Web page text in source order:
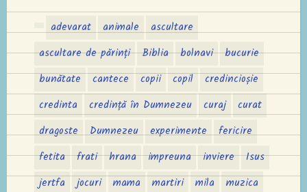
adevarat animale
ascultare
ascultare de părinți
Biblia bolnavi
bucurie
bunătate
cantece copii copil
credincioșie
credinta
credință în Dumnezeu curaj
curat
dragoste
Dumnezeu experimente
fericire
fetita
frati hrana impreuna inviere
Isus
jertfa
jocuri mama martiri mila
muzica